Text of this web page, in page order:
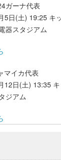
ガーナ代表
5日(土) 19:25 キ
器スタジアム
マイカ代表
12日(土) 13:35
ジアム